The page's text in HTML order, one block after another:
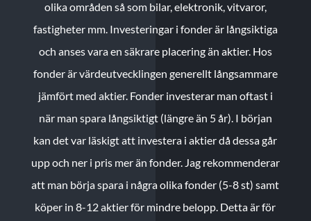
olika områden så som bilar, elektronik, vitvaror,
fastigheter mm. Investeringar i fonder är långsiktiga
och anses vara en säkrare placering än aktier. Hos
fonder är värdeutvecklingen generellt långsammare
jämfört med aktier. Fonder investerar man oftast i
när man spara långsiktigt (längre än 5 år). I början
kan det var läskigt att investera i aktier då dessa går
upp och ner i pris mer än fonder. Jag rekommenderar
att man börja spara i några olika fonder (5-8 st) samt
köper in 8-12 aktier för mindre belopp. Detta är för